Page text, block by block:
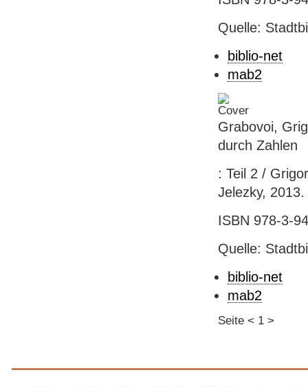
Quelle:
biblio-net
mab2
Grabovoi,
durch Zahlen
: Teil 2 /
Jelezky,
ISBN 978-3-
Quelle:
biblio-net
mab2
Seite < 1 >